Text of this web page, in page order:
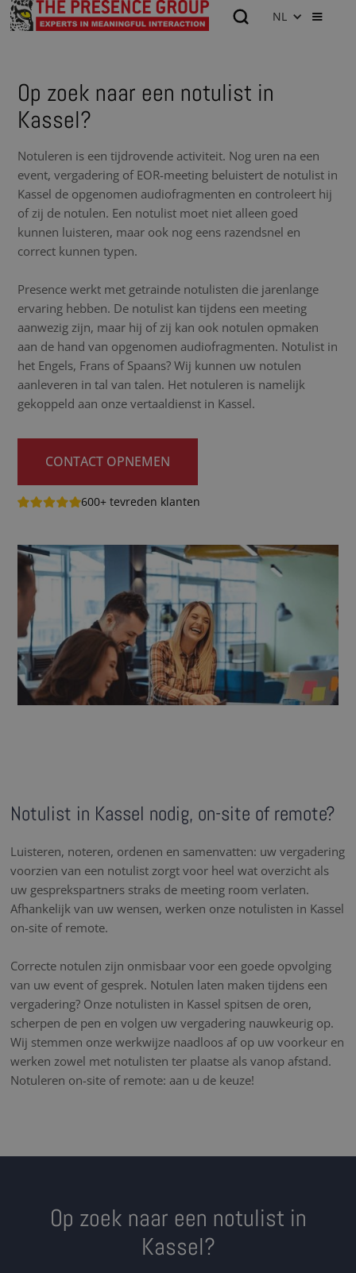
NL
Op zoek naar een notulist in
Kassel?
Notuleren is een tijdrovende activiteit. Nog uren na een
event, vergadering of EOR-meeting beluistert de notulist in
Kassel de opgenomen audiofragmenten en controleert hij
of zij de notulen. Een notulist moet niet alleen goed
kunnen luisteren, maar ook nog eens razendsnel en
correct kunnen typen.
Presence werkt met getrainde notulisten die jarenlange
ervaring hebben. De notulist kan tijdens een meeting
aanwezig zijn, maar hij of zij kan ook notulen opmaken
aan de hand van opgenomen audiofragmenten. Notulist in
het Engels, Frans of Spaans? Wij kunnen uw notulen
aanleveren in tal van talen. Het notuleren is namelijk
gekoppeld aan onze vertaaldienst in Kassel.
CONTACT OPNEMEN
600+ tevreden klanten
Notulist in Kassel nodig, on-site of remote?
Luisteren, noteren, ordenen en samenvatten: uw vergadering
voorzien van een notulist zorgt voor heel wat overzicht als
uw gesprekspartners straks de meeting room verlaten.
Afhankelijk van uw wensen, werken onze notulisten in Kassel
on-site of remote.
Correcte notulen zijn onmisbaar voor een goede opvolging
van uw event of gesprek. Notulen laten maken tijdens een
vergadering? Onze notulisten in Kassel spitsen de oren,
scherpen de pen en volgen uw vergadering nauwkeurig op.
Wij stemmen onze werkwijze naadloos af op uw voorkeur en
werken zowel met notulisten ter plaatse als vanop afstand.
Notuleren on-site of remote: aan u de keuze!
Op zoek naar een notulist in
Kassel?